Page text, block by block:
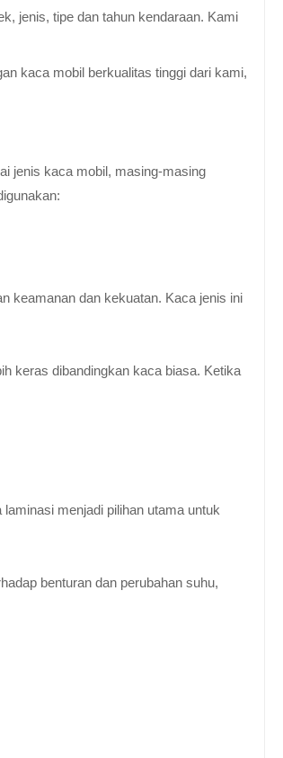
jenis, tipe dan tahun kendaraan. Kami
kaca mobil berkualitas tinggi dari kami,
jenis kaca mobil, masing-masing
keamanan dan kekuatan. Kaca jenis ini
keras dibandingkan kaca biasa. Ketika
menjadi pilihan utama untuk
benturan dan perubahan suhu,